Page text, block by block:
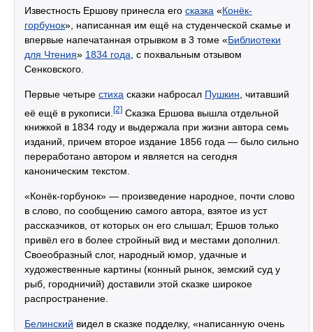
Известность Ершову принесла его сказка «Конёк-
горбунок», написанная им ещё на студенческой скамье и
впервые напечатанная отрывком в 3 томе «Библиотеки
для Чтения» 1834 года , с похвальным отзывом
Сенковского.
Первые четыре стиха сказки набросал Пушкин , читавший
её ещё в рукописи. [2] Сказка Ершова вышла отдельной
книжкой в 1834 году и выдержала при жизни автора семь
изданий, причем второе издание 1856 года — было сильно
переработано автором и является на сегодня
каноническим текстом.
«Конёк-горбунок» — произведение народное, почти слово
в слово, по сообщению самого автора, взятое из уст
рассказчиков, от которых он его слышал; Ершов только
привёл его в более стройный вид и местами дополнил.
Своеобразный слог, народный юмор, удачные и
художественные картины (конный рынок, земский суд у
рыб, городничий) доставили этой сказке широкое
распространение.
Белинский видел в сказке подделку, «написанную очень